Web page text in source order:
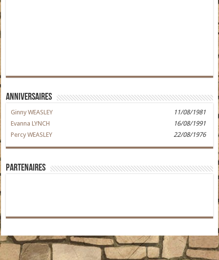
Anniversaires
Ginny WEASLEY
11/08/1981
Evanna LYNCH
16/08/1991
Percy WEASLEY
22/08/1976
Partenaires